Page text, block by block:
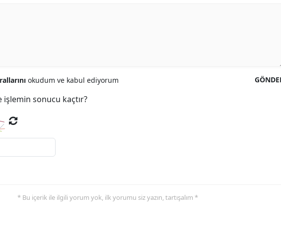
okudum ve kabul ediyorum
işlemin sonucu kaçtır?
* Bu içerik ile ilgili yorum yok, ilk yorumu siz yazın, tartışalım *